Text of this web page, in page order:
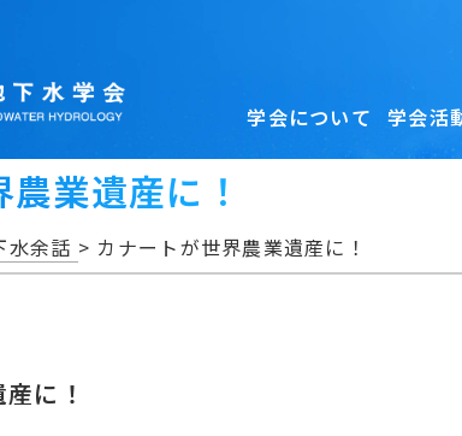
学会について 学会活
業遺産に！
水余話 > カナートが世界農業遺産に！
に！